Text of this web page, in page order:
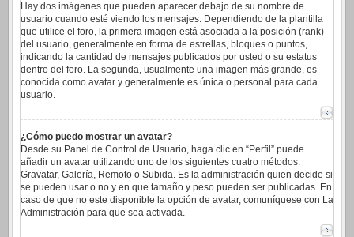
Hay dos imágenes que pueden aparecer debajo de su nombre de
usuario cuando esté viendo los mensajes. Dependiendo de la plantilla
que utilice el foro, la primera imagen está asociada a la posición (rank)
del usuario, generalmente en forma de estrellas, bloques o puntos,
indicando la cantidad de mensajes publicados por usted o su estatus
dentro del foro. La segunda, usualmente una imagen más grande, es
conocida como avatar y generalmente es única o personal para cada
usuario.
¿Cómo puedo mostrar un avatar?
Desde su Panel de Control de Usuario, haga clic en “Perfil” puede
añadir un avatar utilizando uno de los siguientes cuatro métodos:
Gravatar, Galería, Remoto o Subida. Es la administración quien decide si
se pueden usar o no y en que tamaño y peso pueden ser publicadas. En
caso de que no este disponible la opción de avatar, comuníquese con La
Administración para que sea activada.